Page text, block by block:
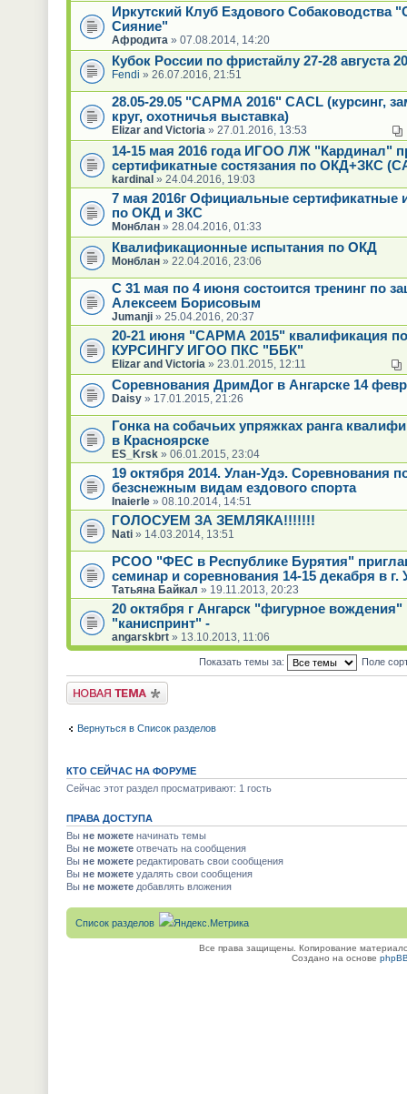
Иркутский Клуб Ездового Собаководства
Сияние"
Афродита » 07.08.2014, 14:20
Кубок России по фристайлу 27-28 августа
Fendi » 26.07.2016, 21:51
28.05-29.05 "САРМА 2016" CACL (курсинг,
круг, охотничья выставка)
Elizar and Victoria » 27.01.2016, 13:53
14-15 мая 2016 года ИГОО ЛЖ "Кардинал"
сертификатные состязания по ОКД+ЗКС
kardinal» 24.04.2016, 19:03
7 мая 2016г Официальные сертификатные
по ОКД и ЗКС
Монблан» 28.04.2016, 01:33
Квалификационные испытания по ОКД
Монблан» 22.04.2016, 23:06
С 31 мая по 4 июня состоится тренинг по
Алексеем Борисовым
Jumanji» 25.04.2016, 20:37
20-21 июня "САРМА 2015" квалификация по
КУРСИНГУ ИГОО ПКС "ББК"
Elizar and Victoria » 23.01.2015, 12:11
Соревнования ДримДог в Ангарске 14
Daisy» 17.01.2015, 21:26
Гонка на собачьих упряжках ранга
в Красноярске
ES_Krsk» 06.01.2015, 23:04
19 октября 2014. Улан-Удэ. Соревнования
безснежным видам ездового спорта
Inaierle» 08.10.2014, 14:51
ГОЛОСУЕМ ЗА ЗЕМЛЯКА!!!!!!!
Nati» 14.03.2014, 13:51
РСОО "ФЕС в Республике Бурятия"
семинар и соревнования 14-15 декабря в г.
Татьяна Байкал » 19.11.2013, 20:23
20 октября г Ангарск "фигурное вождения"
"каниспринт" -
angarskbrt» 13.10.2013, 11:06
Показать темы за: Поле
Новая тема
Вернуться в Список разделов
КТО СЕЙЧАС НА ФОРУМЕ
Сейчас этот раздел просматривают: 1 гость
ПРАВА ДОСТУПА
Вы не можетеначинать темы
Вы не можетеотвечать на сообщения
Вы не можетередактировать свои сообщения
Вы не можетеудалять свои сообщения
Вы не можетедобавлять вложения
Список разделов
Все права защищены. Копирование
Создано на основе